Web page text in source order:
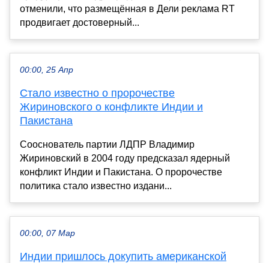
отменили, что размещённая в Дели реклама RT
продвигает достоверный...
00:00, 25 Апр
Стало известно о пророчестве
Жириновского о конфликте Индии и
Пакистана
Сооснователь партии ЛДПР Владимир
Жириновский в 2004 году предсказал ядерный
конфликт Индии и Пакистана. О пророчестве
политика стало известно издани...
00:00, 07 Мар
Индии пришлось докупить американской